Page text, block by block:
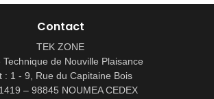
Contact
TEK ZONE
Technique de Nouville Plaisance
: 1 - 9, Rue du Capitaine Bois
– 98845 NOUMEA CEDEX